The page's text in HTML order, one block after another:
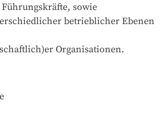
sowie
betrieblicher Ebenen
Organisationen.